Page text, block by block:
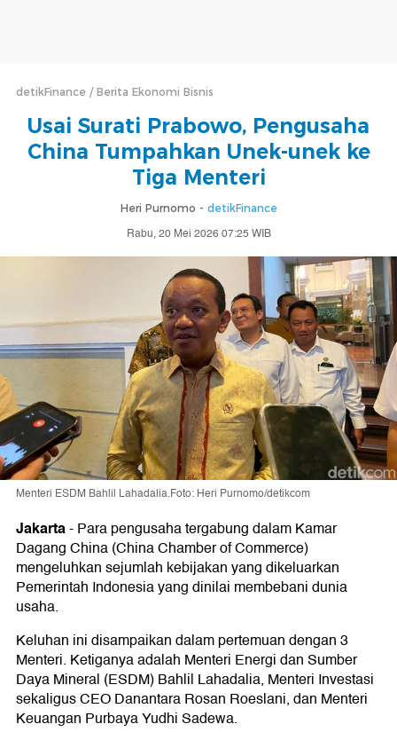
detikFinance Berita Ekonomi Bisnis
Usai Surati Prabowo, Pengusaha
China Tumpahkan Unek-unek ke
Tiga Menteri
Heri Purnomo - detikFinance
Rabu, 20 Mei 2026 07:25 WIB
Menteri ESDM Bahlil Lahadalia.Foto: Heri Purnomo/detikcom
Jakarta-Para pengusaha tergabung dalam Kamar
Dagang China (China Chamber of Commerce)
mengeluhkan sejumlah kebijakan yang dikeluarkan
Pemerintah Indonesia yang dinilai membebani dunia
usaha.
Keluhan ini disampaikan dalam pertemuan dengan 3
Menteri. Ketiganya adalah Menteri Energi dan Sumber
Daya Mineral (ESDM) Bahlil Lahadalia, Menteri Investasi
sekaligus CEO Danantara Rosan Roeslani, dan Menteri
Keuangan Purbaya Yudhi Sadewa.